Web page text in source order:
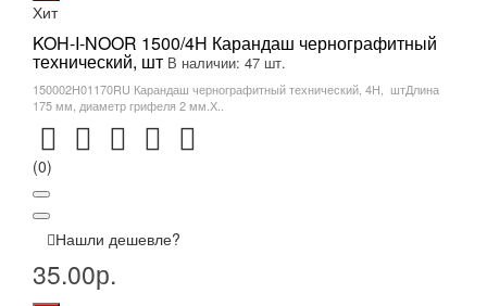
Хит
KOH-I-NOOR 1500/4H Карандаш чернографитный
технический, шт В наличии: 47 шт.
150002H01170RU Карандаш чернографитный технический, 4Н, штДлина
175 мм, диаметр грифеля 2 мм.Х..
(0)
Нашли дешевле?
35.00р.